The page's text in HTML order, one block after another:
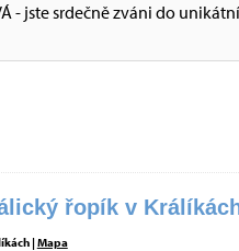
- jste srdečně zváni do
řopík v
|Mapa